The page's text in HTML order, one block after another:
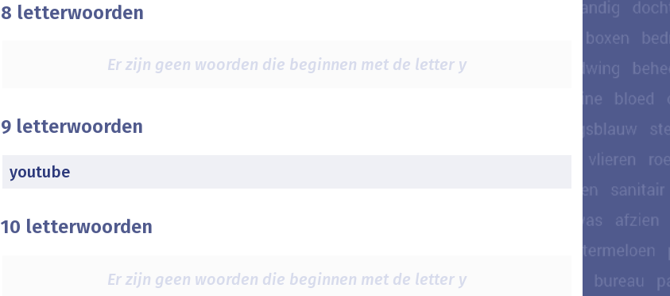
8 letterwoorden
Er zijn geen woorden die beginnen met de letter y
9 letterwoorden
youtube
10 letterwoorden
Er zijn geen woorden die beginnen met de letter y